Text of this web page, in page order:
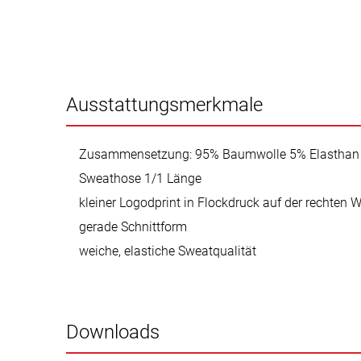
Ausstattungsmerkmale
Zusammensetzung: 95% Baumwolle 5% Elasthan
Sweathose 1/1 Länge
kleiner Logodprint in Flockdruck auf der rechten
gerade Schnittform
weiche, elastiche Sweatqualität
Downloads